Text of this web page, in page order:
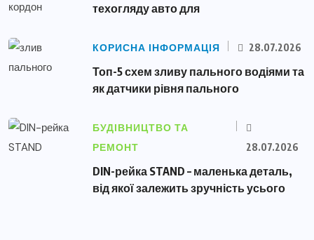
техогляду авто для
КОРИСНА ІНФОРМАЦІЯ 28.07.2026
Топ-5 схем зливу пального водіями та
як датчики рівня пального
БУДІВНИЦТВО ТА
РЕМОНТ
28.07.2026
DIN-рейка STAND – маленька деталь,
від якої залежить зручність усього